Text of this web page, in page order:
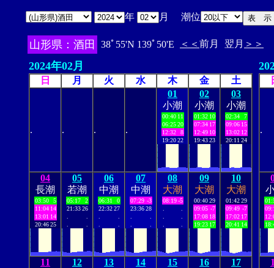
年 月 潮位
山形県：酒田 38ﾟ55'N 139ﾟ50'E ＜＜ 前月 翌月 ＞＞
2024年02月
日 月 火 水 木 金 土
. . . .
01
小潮
00:40 11
06:25 20
12:32
8
19:20 22
02
小潮
01:32 10
07:34 17
12:49 10
19:43 23
03
小潮
02:34
7
09:06 15
13:02 12
20:11 24
04
長潮
03:50
5
11:04 14
13:01 14
20:46 25
05
若潮
05:17
2
21:33 26
06
中潮
06:31
0
22:32 27
07
中潮
07:29 -3
23:36 28
08
大潮
08:19 -5
09
大潮
00:40 29
09:05 -7
17:08 18
19:23 17
10
大潮
01:42 29
09:49 -7
17:02 17
20:41 14
11
12
13
14
15
16
17
.